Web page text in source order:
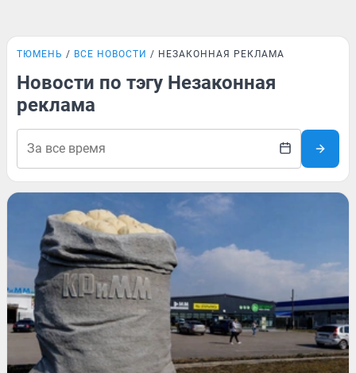
ТЮМЕНЬ ВСЕ НОВОСТИ НЕЗАКОННАЯ РЕКЛАМА
Новости по тэгу Незаконная
реклама